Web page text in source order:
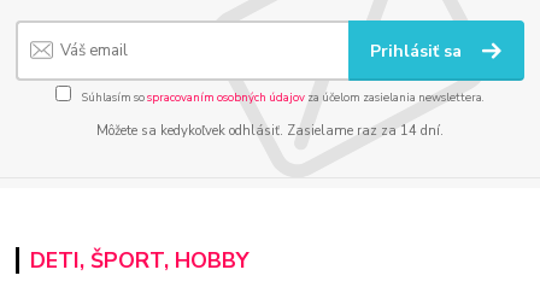
Prihlásiť sa
Súhlasím sospracovaním osobných údajov za účelom zasielania newslettera.
Môžete sa kedykoľvek odhlásiť. Zasielame raz za 14 dní.
DETI, ŠPORT, HOBBY